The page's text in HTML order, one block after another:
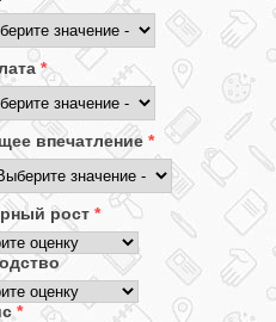
*
впечатление *
рост *
*